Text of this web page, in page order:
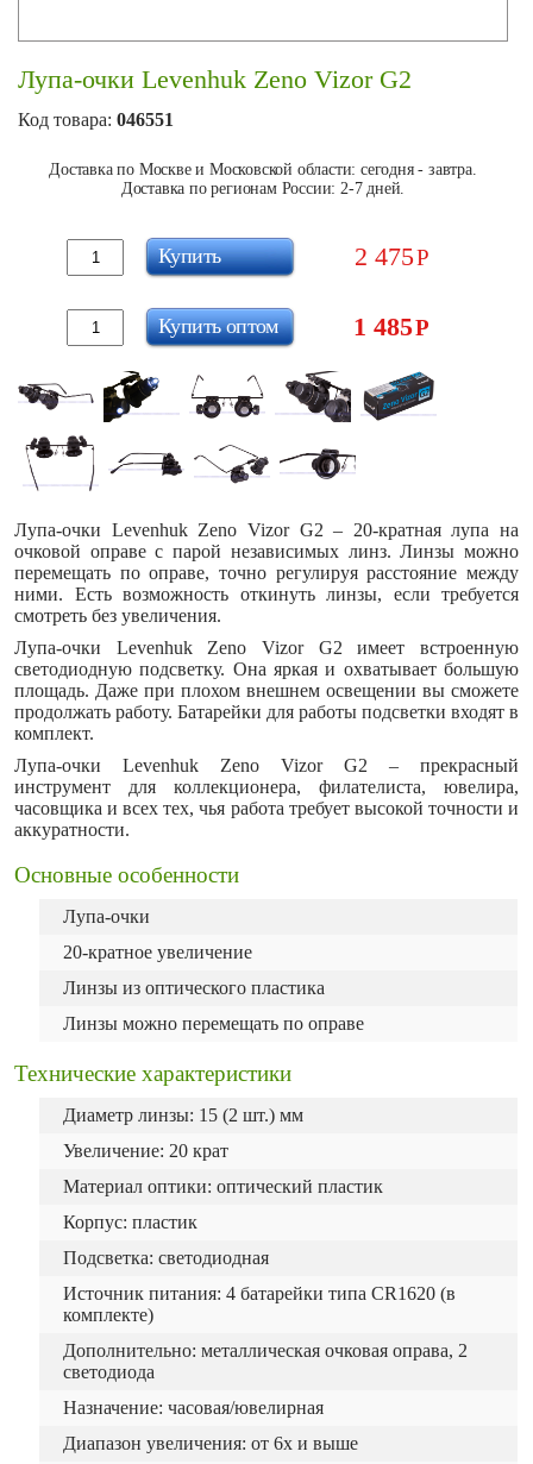
Лупа-очки Levenhuk Zeno Vizor G2
Код товара: 046551
Доставка по Москве и Московской области: сегодня - завтра.
Доставка по регионам России: 2-7 дней.
2 475Р
Купить
1 485Р
Купить оптом
Лупа-очки Levenhuk Zeno Vizor G2 – 20-кратная лупа на
очковой оправе с парой независимых линз. Линзы можно
перемещать по оправе, точно регулируя расстояние между
ними. Есть возможность откинуть линзы, если требуется
смотреть без увеличения.
Лупа-очки Levenhuk Zeno Vizor G2 имеет встроенную
светодиодную подсветку. Она яркая и охватывает большую
площадь. Даже при плохом внешнем освещении вы сможете
продолжать работу. Батарейки для работы подсветки входят в
комплект.
Лупа-очки Levenhuk Zeno Vizor G2 – прекрасный
инструмент для коллекционера, филателиста, ювелира,
часовщика и всех тех, чья работа требует высокой точности и
аккуратности.
Основные особенности
Лупа-очки
20-кратное увеличение
Линзы из оптического пластика
Линзы можно перемещать по оправе
Технические характеристики
Диаметр линзы: 15 (2 шт.) мм
Увеличение: 20 крат
Материал оптики: оптический пластик
Корпус: пластик
Подсветка: светодиодная
Источник питания: 4 батарейки типа CR1620 (в
комплекте)
Дополнительно: металлическая очковая оправа, 2
светодиода
Назначение: часовая/ювелирная
Диапазон увеличения: от 6х и выше